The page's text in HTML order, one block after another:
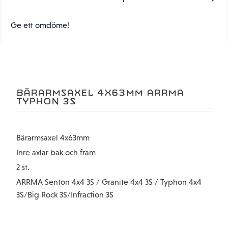
Ge ett omdöme!
BÄRARMSAXEL 4X63MM ARRMA
TYPHON 3S
Bärarmsaxel 4x63mm
Inre axlar bak och fram
2 st.
ARRMA Senton 4x4 3S / Granite 4x4 3S / Typhon 4x4
3S/Big Rock 3S/Infraction 3S